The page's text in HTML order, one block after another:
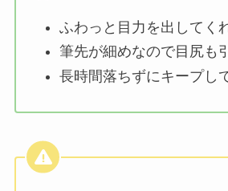
ふわっと目力を出してく
筆先が細めなので目尻も
長時間落ちずにキープし